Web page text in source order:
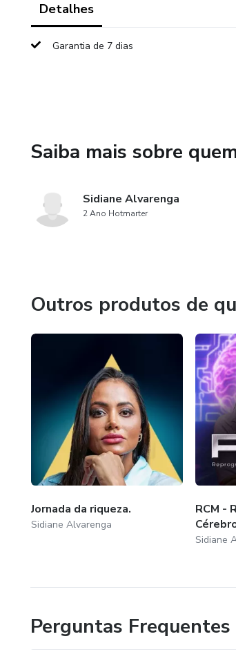
Detalhes
Garantia de 7 dias
Saiba mais sobre
Sidiane Alvarenga
2 Ano Hotmarter
Outros produtos de
Jornada da riqueza.
Sidiane Alvarenga
RCM -
Sidiane
Perguntas Frequentes